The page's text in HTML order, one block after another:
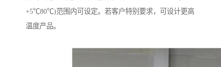
+5℃80℃)范围内可设定。若客户特别要求，可设计更高
温度产品。